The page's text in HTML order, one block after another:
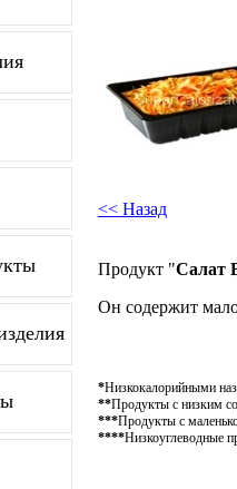
<< Назад
Продукт "Салат
Он содержит
*Низкокалорийными
**Продукты с низким
***Продукты с
****Низкоуглеводные